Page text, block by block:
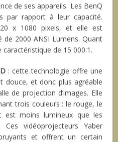
de ses appareils. Les BenQ
par rapport à leur capacité.
x 1080 pixels, et elle est
2000 ANSI Lumens. Quant
de 15 000:1.
: cette technologie offre une
douce, et donc plus agréable
de projection d’images. Elle
trois couleurs : le rouge, le
moins lumineux que les
vidéoprojecteurs Yaber
et offrent un certain